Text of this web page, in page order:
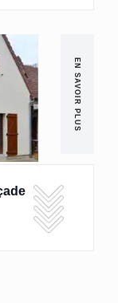
EN SAVOIR PLUS